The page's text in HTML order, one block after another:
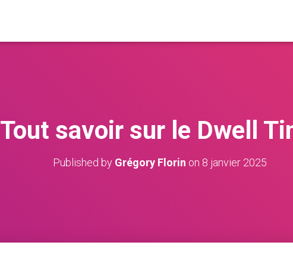
Tout savoir sur le Dwell
Published by Grégory Florin on 8 janvier 2025